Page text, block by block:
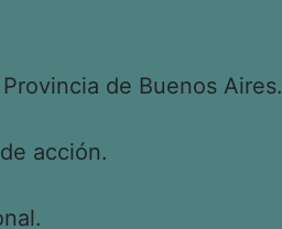
de Buenos Aires.
acción.